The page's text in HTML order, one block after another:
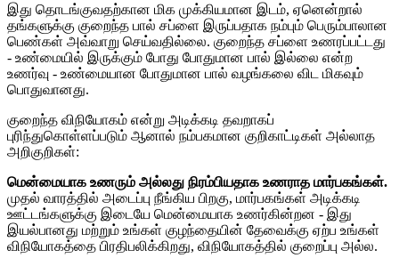
இது தொடங்குவதற்கான மிக முக்கியமான இடம், ஏனென்றால்
தங்களுக்கு குறைந்த பால் சப்ளை இருப்பதாக நம்பும் பெரும்பாலான
பெண்கள் அவ்வாறு செய்வதில்லை. குறைந்த சப்ளை உணரப்பட்டது
- உண்மையில் இருக்கும் போது போதுமான பால் இல்லை என்ற
உணர்வு - உண்மையான போதுமான பால் வழங்கலை விட மிகவும்
பொதுவானது.
குறைந்த விநியோகம் என்று அடிக்கடி தவறாகப்
புரிந்துகொள்ளப்படும் ஆனால் நம்பகமான குறிகாட்டிகள் அல்லாத
அறிகுறிகள்:
மென்மையாக உணரும் அல்லது நிரம்பியதாக உணராத மார்பகங்கள்.
முதல் வாரத்தில் அடைப்பு நீங்கிய பிறகு, மார்பகங்கள் அடிக்கடி
ஊட்டங்களுக்கு இடையே மென்மையாக உணர்கின்றன - இது
இயல்பானது மற்றும் உங்கள் குழந்தையின் தேவைக்கு ஏற்ப உங்கள்
விநியோகத்தை பிரதிபலிக்கிறது, விநியோகத்தில் குறைப்பு அல்ல.